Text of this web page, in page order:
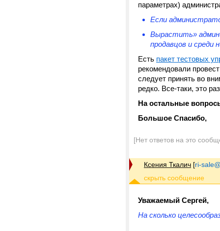
параметрах)
Если
Вырастить»
продавцов и среди
Есть пакет тестовых
рекомендовали
следует принять во
редко. Все-таки, это
На остальные
Большое Спасибо,
[Нет ответов на это
Ксения Ткалич [ri-
Уважаемый Сергей,
На сколько